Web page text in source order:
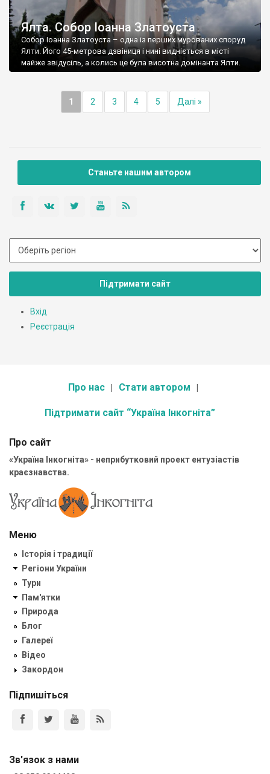
Ялта. Собор Іоанна Златоуста
Собор Іоанна Златоуста – одна із перших мурованих споруд
Ялти. Його 45-метрова дзвіниця і нині видніється в місті
майже звідусіль, а колись це була висотна домінанта Ялти.
1 2 3 4 5 Далі »
Станьте нашим автором
Підтримати сайт
Вхід
Реєстрація
Про нас Стати автором
Підтримати сайт “Україна Інкогніта”
Про сайт
«Україна Інкогніта» - неприбутковий проект ентузіастів
краєзнавства.
Меню
Історія і традиції
Регіони України
Тури
Пам'ятки
Природа
Блог
Галереї
Відео
Закордон
Підпишіться
Зв'язок з нами